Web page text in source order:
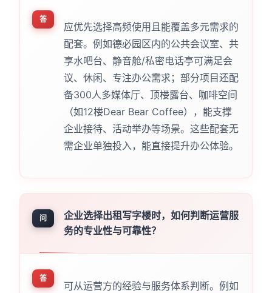
答
应优先选择高频使用且能覆盖多元需求的
配套。例如德必园区内的公共会议室、共
享水吧台、静音舱/私密电话亭可满足会
议、休闲、专注办公需求；部分项目还配
备300人多媒体厅、顶楼露台、咖啡空间
（如12楼Dear Bear Coffee），能支撑
企业接待、活动举办等场景。这些配套无
需企业单独投入，能直接提升办公体验。
问
企业选择出租写字楼时，如何判断运营服
务的专业性与可靠性？
答
可从运营方的经验与服务体系判断。例如